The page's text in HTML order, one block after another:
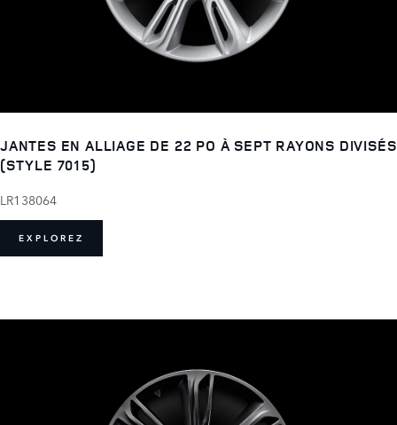
JANTES EN ALLIAGE DE 22 PO À SEPT RAYONS DIVISÉS
(STYLE 7015)
LR138064
EXPLOREZ